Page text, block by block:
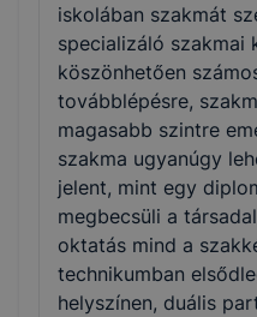
iskolában szakmát
specializáló szakmai
köszönhetően
továbblépésre,
magasabb szintre
szakma ugyanúgy
jelent, mint egy
megbecsüli a
oktatás mind a
technikumban
helyszínen, duális